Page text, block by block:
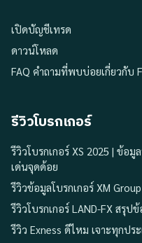
เปิดบัญชีเทรด
ดาวน์โหลด
FAQ คำถามที่พบบ่อยเกี่ยวกับ
รีวิวโบรกเกอร์
รีวิวโบรกเกอร์ XS 2025 | ข้
เด่นจุดด้อย
รีวิวข้อมูลโบรกเกอร์ XM
รีวิวโบรกเกอร์ LAND-FX สรุป
รีวิว Exness ดีไหม เจาะทุกปร